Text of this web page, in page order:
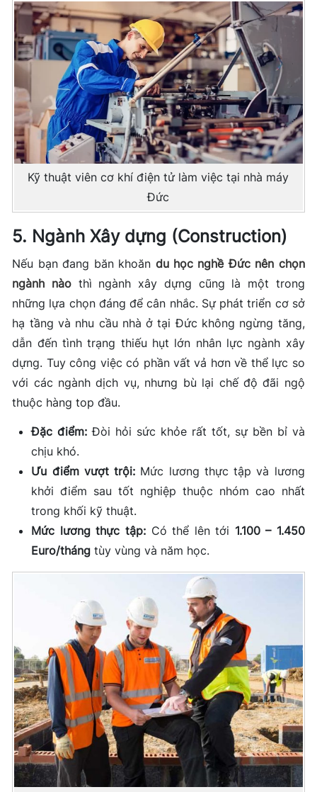
Kỹ thuật viên cơ khí điện tử làm việc tại nhà máy
Đức
5. Ngành Xây dựng (Construction)
Nếu bạn đang băn khoăn du học nghề Đức nên chọn
ngành nàothì ngành xây dựng cũng là một trong
những lựa chọn đáng để cân nhắc. Sự phát triển cơ sở
hạ tầng và nhu cầu nhà ở tại Đức không ngừng tăng,
dẫn đến tình trạng thiếu hụt lớn nhân lực ngành xây
dựng. Tuy công việc có phần vất vả hơn về thể lực so
với các ngành dịch vụ, nhưng bù lại chế độ đãi ngộ
thuộc hàng top đầu.
Đặc điểm: Đòi hỏi sức khỏe rất tốt, sự bền bỉ và
chịu khó.
Ưu điểm vượt trội: Mức lương thực tập và lương
khởi điểm sau tốt nghiệp thuộc nhóm cao nhất
trong khối kỹ thuật.
Mức lương thực tập: Có thể lên tới 1.100 – 1.450
Euro/tháng tùy vùng và năm học.